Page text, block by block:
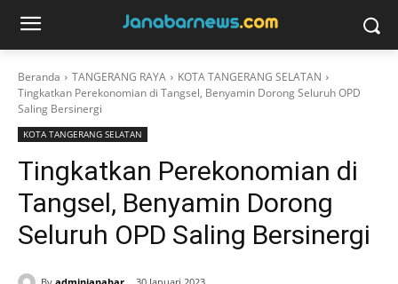
Beranda TANGERANG RAYA
KOTA TANGERANG SELATAN
Tingkatkan Perekonomian di Tangsel, Benyamin Dorong Seluruh OPD
Saling Bersinergi
KOTA TANGERANG SELATAN
Tingkatkan Perekonomian di
Tangsel, Benyamin Dorong
Seluruh OPD Saling Bersinergi